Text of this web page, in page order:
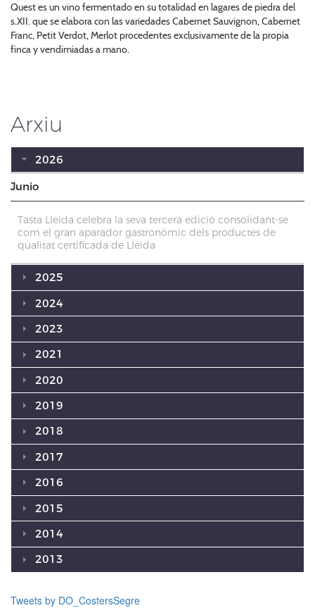
Quest es un vino fermentado en su totalidad en lagares de piedra del
s.XII. que se elabora con las variedades Cabernet Sauvignon, Cabernet
Franc, Petit Verdot, Merlot procedentes exclusivamente de la propia
finca y vendimiadas a mano.
Arxiu
2026
Junio
Tasta Lleida celebra la seva tercera edició consolidant-se
com el gran aparador gastronòmic dels productes de
qualitat certificada de Lleida
2025
2024
2023
2021
2020
2019
2018
2017
2016
2015
2014
2013
Tweets by DO_CostersSegre